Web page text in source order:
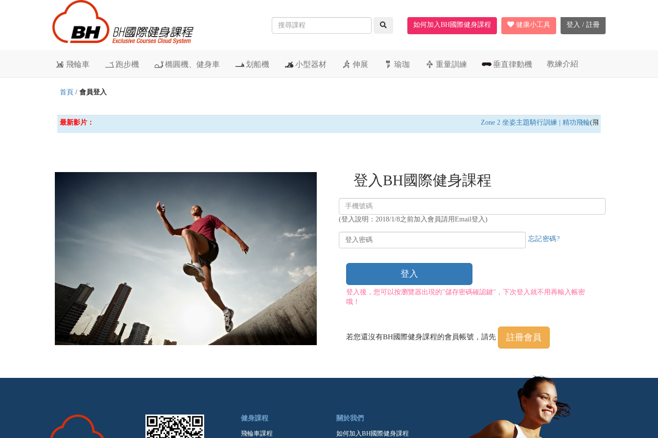
如何加入BH國際健身課程 健康小工具 登入 / 註冊
飛輪車 跑步機 橢圓機、健身車 划船機 小型器材 伸展 瑜珈 重量訓練 垂直律動機 教練介紹
首頁 / 會員登入
最新影片： Zone 2 坐姿主題騎行訓練 | 精功飛輪(飛輪車) /
登入BH國際健身課程
入
帳
號
(登入說明：2018/1/8之前加入會員請用Email登入)
入
忘記密碼?
登入
登入後，您可以按瀏覽器出現的"儲存密碼確認鍵"，下次登入就不用再輸入帳密
哦！
若您還沒有BH國際健身課程的會員帳號，請先 註冊會員
健身課程
飛輪車課程
關於我們
如何加入BH國際健身課程